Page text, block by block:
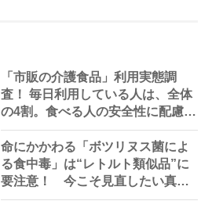
「市販の介護食品」利用実態調
査！ 毎日利用している人は、全体
の4割。食べる人の安全性に配慮し
て商品選びをしている傾向｜介護
マーケティング研究所 by 介護ポ
ストセブン
命にかかわる「ボツリヌス菌によ
る食中毒」は“レトルト類似品”に
要注意！ 今こそ見直したい真空
パックや瓶詰め食品の保存・調理